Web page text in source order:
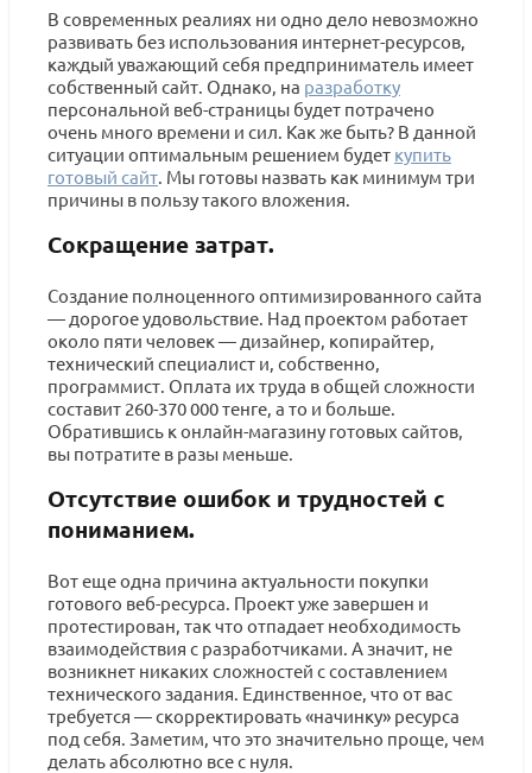
В современных реалиях ни одно дело невозможно
развивать без использования интернет-ресурсов,
каждый уважающий себя предприниматель имеет
собственный сайт. Однако, на разработку
персональной веб-страницы будет потрачено
очень много времени и сил. Как же быть? В данной
ситуации оптимальным решением будет купить
готовый сайт. Мы готовы назвать как минимум три
причины в пользу такого вложения.
Сокращение затрат.
Создание полноценного оптимизированного сайта
— дорогое удовольствие. Над проектом работает
около пяти человек — дизайнер, копирайтер,
технический специалист и, собственно,
программист. Оплата их труда в общей сложности
составит 260-370 000 тенге, а то и больше.
Обратившись к онлайн-магазину готовых сайтов,
вы потратите в разы меньше.
Отсутствие ошибок и трудностей с
пониманием.
Вот еще одна причина актуальности покупки
готового веб-ресурса. Проект уже завершен и
протестирован, так что отпадает необходимость
взаимодействия с разработчиками. А значит, не
возникнет никаких сложностей с составлением
технического задания. Единственное, что от вас
требуется — скорректировать «начинку» ресурса
под себя. Заметим, что это значительно проще, чем
делать абсолютно все с нуля.